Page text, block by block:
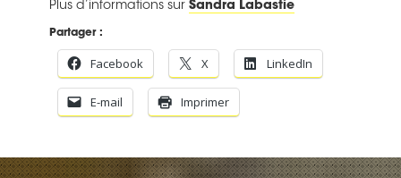
Plus d’informations sur Sandra Labastie
Partager :
Facebook X LinkedIn
E-mail Imprimer